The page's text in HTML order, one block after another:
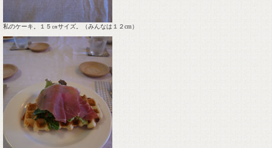
私のケーキ。１５㎝サイズ。（みんなは１２cm）